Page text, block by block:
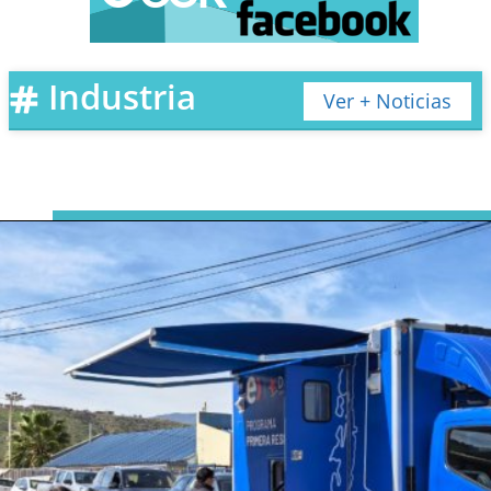
promedio de implementar
un sistema de comunicacion
empresarial global
organizacion y funcionalidades requeridas. Para equipos
pequenos (10-50 usuarios), presupuesta entre 500-2000
euros mensuales incluyendo licencias, integraciones y
soporte tecnico. Empresas multinacionales pueden
invertir 50,000-200,000 euros anuales en soluciones
personalizadas con redundancia geografica y
cumplimiento normativo avanzado.
Donde puedo encontrar un
hosting confiable para mis
Ver + Noticias
Industria